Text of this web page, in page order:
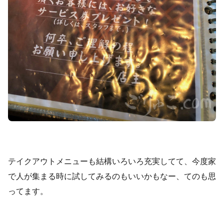
テイクアウトメニューも結構いろいろ充実してて、今度家
で人が集まる時に試してみるのもいいかもなー、てのも思
ってます。